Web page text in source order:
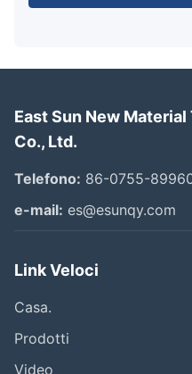
East Sun New
Co., Ltd.
Telefono: 86-0755-
e-mail: es@esunqy.com
Link Veloci
Casa.
Prodotti
Video